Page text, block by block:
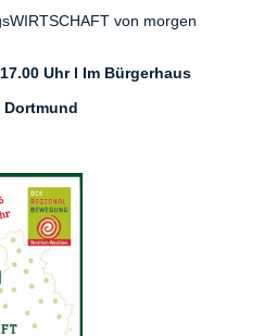
von morgen
Uhr l Im Bürgerhaus
Dortmund